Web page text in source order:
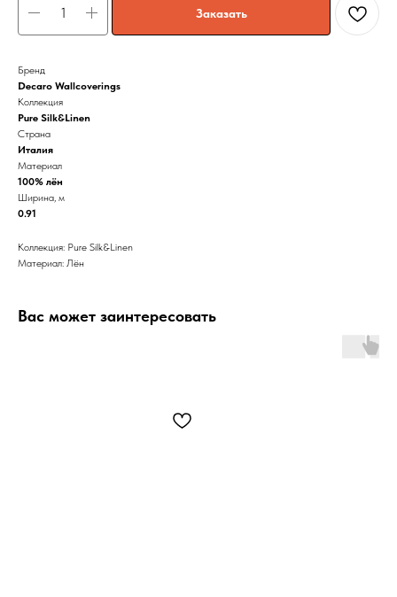
Заказать
Бренд
Decaro Wallcoverings
Коллекция
Pure Silk&Linen
Страна
Италия
Материал
100% лён
Ширина, м
0.91
Коллекция: Pure Silk&Linen
Материал: Лён
Вас может заинтересовать